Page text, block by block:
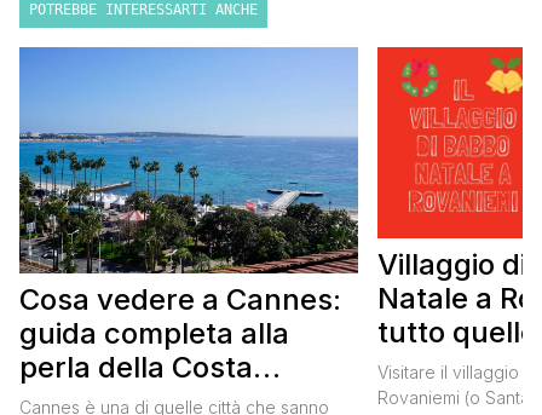
POTREBBE INTERESSARTI ANCHE
Cosa vedere a Cannes:
guida completa alla
perla della Costa
Azzurra
Cannes è una di quelle città che sanno
Villaggio di
Natale a
tutto
sapere
Visitare il villaggio
Rovaniemi (o Santa